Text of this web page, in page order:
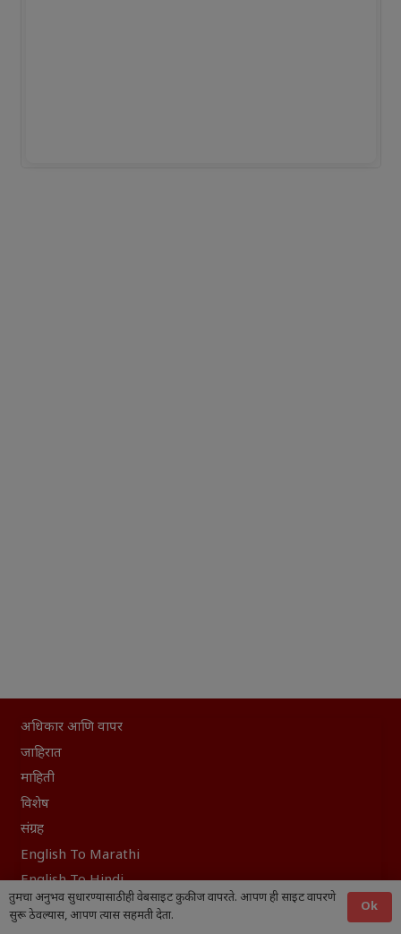
अधिकार आणि वापर
जाहिरात
माहिती
विशेष
संग्रह
English To Marathi
English To Hindi
Kruti Dev Unicode
तुमचा अनुभव सुधारण्यासाठी ही वेबसाइट कुकीज वापरते. आपण ही साइट वापरणे
सुरू ठेवल्यास, आपण त्यास सहमती देता.
Ok